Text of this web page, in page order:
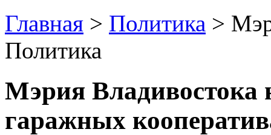
Главная > Политика >
Политика
Мэрия Владивостока
гаражных